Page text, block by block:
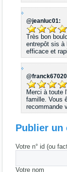
@jeanluc01:
Très bon
entrepôt sis à
efficace et
Merci à toute
famille. Vous
recommande
Publier un
Votre n° id (ou
Votre nom